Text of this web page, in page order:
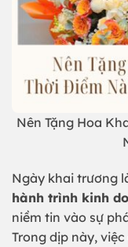
Nên Tặng Hoa
Ngày khai trương
hành trình kinh
niềm tin vào sự
Trong dịp này,